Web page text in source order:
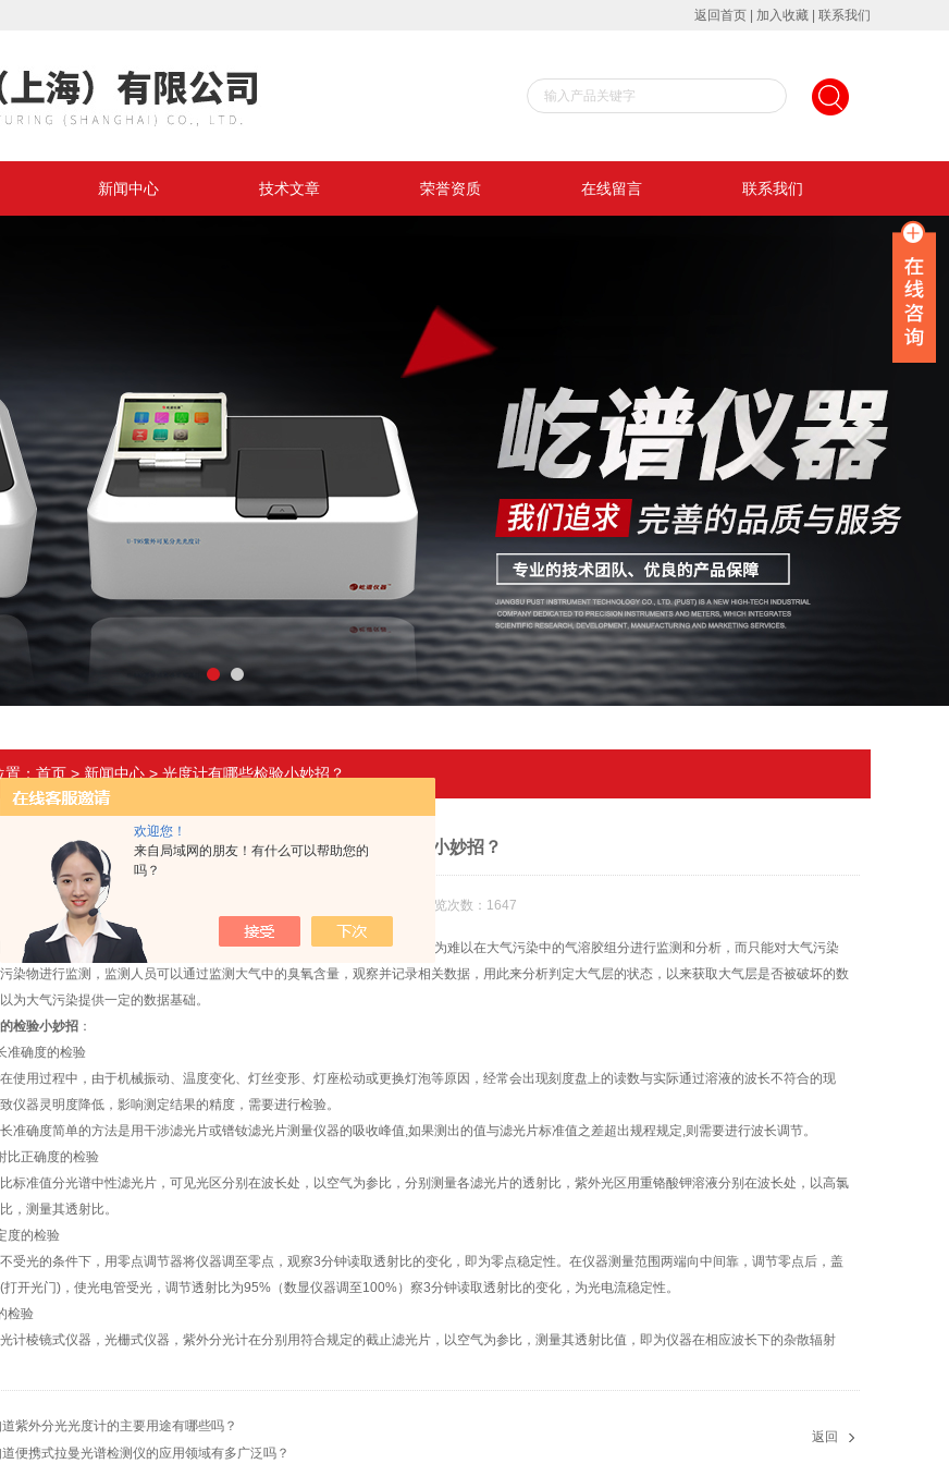
欢迎您！
来自局域网的朋友！有什么可以帮助您的
吗？
返回首页 加入收藏 联系我们
新闻中心 技术文章 荣誉资质 在线留言 联系我们
： 首页 > 新闻中心 > 光度计有哪些检验小妙招？
光度计有哪些检验小妙招？
发布日期：2021-10-27 浏览次数：1647
虽然优势很多，但也有自身的局限性，它无法对颗粒物污染物进行监测，因为难以在大气污染中的气溶胶组分进行监测和分析，而只能对大气污染
染物进行监测，监测人员可以通过监测大气中的臭氧含量，观察并记录相关数据，用此来分析判定大气层的状态，以来获取大气层是否被破坏的数
为大气污染提供一定的数据基础。
检验小妙招 ：
确度的检验
在使用过程中，由于机械振动、温度变化、灯丝变形、灯座松动或更换灯泡等原因，经常会出现刻度盘上的读数与实际通过溶液的波长不符合的现
仪器灵明度降低，影响测定结果的精度，需要进行检验。
确度简单的方法是用干涉滤光片或镨钕滤光片测量仪器的吸收峰值,如果测出的值与滤光片标准值之差超出规程规定,则需要进行波长调节。
正确度的检验
准值分光谱中性滤光片，可见光区分别在波长处，以空气为参比，分别测量各滤光片的透射比，紫外光区用重铬酸钾溶液分别在波长处，以高氯
，测量其透射比。
的检验
光的条件下，用零点调节器将仪器调至零点，观察3分钟读取透射比的变化，即为零点稳定性。在仪器测量范围两端向中间靠，调节零点后，盖
打开光门)，使光电管受光，调节透射比为95%（数显仪器调至100%）察3分钟读取透射比的变化，为光电流稳定性。
验
棱镜式仪器，光栅式仪器，紫外分光计在分别用符合规定的截止滤光片，以空气为参比，测量其透射比值，即为仪器在相应波长下的杂散辐射
紫外分光光度计的主要用途有哪些吗？
便携式拉曼光谱检测仪的应用领域有多广泛吗？
返回